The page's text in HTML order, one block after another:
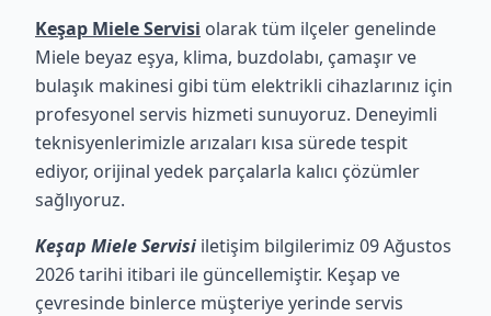
Keşap Miele Servisi olarak tüm ilçeler genelinde
Miele beyaz eşya, klima, buzdolabı, çamaşır ve
bulaşık makinesi gibi tüm elektrikli cihazlarınız için
profesyonel servis hizmeti sunuyoruz. Deneyimli
teknisyenlerimizle arızaları kısa sürede tespit
ediyor, orijinal yedek parçalarla kalıcı çözümler
sağlıyoruz.
Keşap Miele Servisi iletişim bilgilerimiz 09 Ağustos
2026 tarihi itibari ile güncellemiştir. Keşap ve
çevresinde binlerce müşteriye yerinde servis